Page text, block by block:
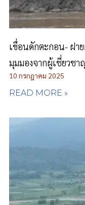
เขื่อนดักตะกอน- ฝา
มุมมองจากผู้เชี่ยวชา
10 กรกฎาคม 2025
READ MORE »